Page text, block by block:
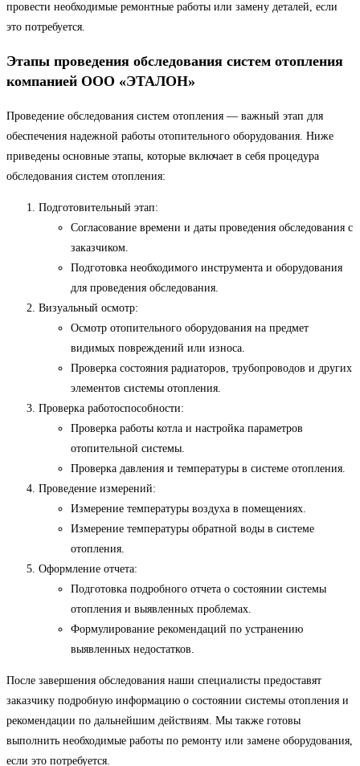
провести необходимые ремонтные работы или замену деталей, если
это потребуется.
Этапы проведения обследования систем отопления
компанией ООО «ЭТАЛОН»
Проведение обследования систем отопления — важный этап для
обеспечения надежной работы отопительного оборудования. Ниже
приведены основные этапы, которые включает в себя процедура
обследования систем отопления:
Подготовительный этап:
Согласование времени и даты проведения обследования с
заказчиком.
Подготовка необходимого инструмента и оборудования
для проведения обследования.
Визуальный осмотр:
Осмотр отопительного оборудования на предмет
видимых повреждений или износа.
Проверка состояния радиаторов, трубопроводов и других
элементов системы отопления.
Проверка работоспособности:
Проверка работы котла и настройка параметров
отопительной системы.
Проверка давления и температуры в системе отопления.
Проведение измерений:
Измерение температуры воздуха в помещениях.
Измерение температуры обратной воды в системе
отопления.
Оформление отчета:
Подготовка подробного отчета о состоянии системы
отопления и выявленных проблемах.
Формулирование рекомендаций по устранению
выявленных недостатков.
После завершения обследования наши специалисты предоставят
заказчику подробную информацию о состоянии системы отопления и
рекомендации по дальнейшим действиям. Мы также готовы
выполнить необходимые работы по ремонту или замене оборудования,
если это потребуется.